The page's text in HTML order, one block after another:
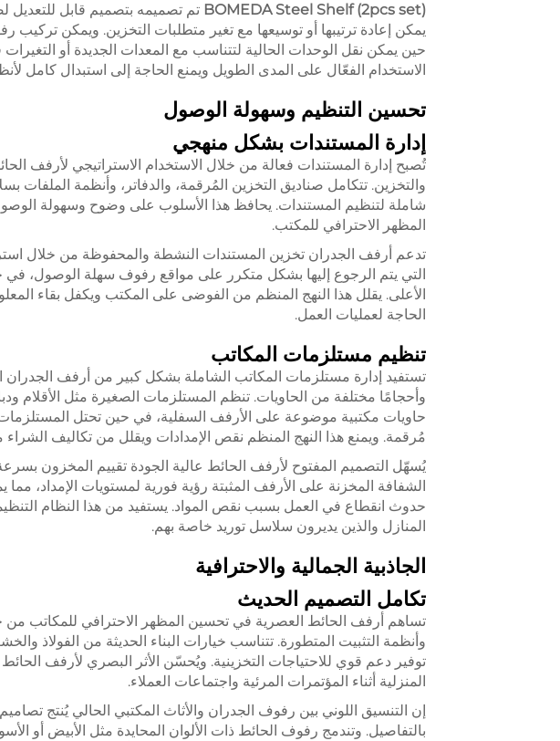
BOMEDA Steel Shelf (2pcs set) تم تصميمه بتصميم قابل
يمكن إعادة ترتيبها أو توسيعها مع تغير متطلبات التخزين. ويمكن تركيب
حين يمكن نقل الوحدات الحالية لتتناسب مع المعدات الجديدة أو
الاستخدام الفعّال على المدى الطويل ويمنع الحاجة إلى استبدال كامل
تحسين التنظيم وسهولة الوصول
إدارة المستندات بشكل منهجي
تُصبح إدارة المستندات فعالة من خلال الاستخدام الاستراتيجي لأرفف
والتخزين. تتكامل صناديق التخزين المُرقمة، والدفاتر، وأنظمة الملفات
شاملة لتنظيم المستندات. يحافظ هذا الأسلوب على وضوح وسهولة
المظهر الاحترافي للمكتب.
تدعم أرفف الجدران تخزين المستندات النشطة والمحفوظة من خلال
التي يتم الرجوع إليها بشكل متكرر على مواقع رفوف سهلة الوصول، في
الأعلى. يقلل هذا النهج المنظم من الفوضى على المكتب ويكفل بقاء
الحاجة لعمليات العمل.
تنظيم مستلزمات المكاتب
تستفيد إدارة مستلزمات المكاتب الشاملة بشكل كبير من أرفف الجدران
وأحجامًا مختلفة من الحاويات. تنظم المستلزمات الصغيرة مثل الأقلام
حاويات مكتبية موضوعة على الأرفف السفلية، في حين تحتل المستلزمات
مُرقمة. ويمنع هذا النهج المنظم نقص الإمدادات ويقلل من تكاليف
يُسهّل التصميم المفتوح لأرفف الحائط عالية الجودة تقييم المخزون بسرعة
الشفافة المخزنة على الأرفف المثبتة رؤية فورية لمستويات الإمداد،
حدوث انقطاع في العمل بسبب نقص المواد. يستفيد من هذا النظام
المنازل والذين يديرون سلاسل توريد خاصة بهم.
الجاذبية الجمالية والاحترافية
تكامل التصميم الحديث
تساهم أرفف الحائط العصرية في تحسين المظهر الاحترافي للمكاتب من
وأنظمة التثبيت المتطورة. تتناسب خيارات البناء الحديثة من الفولاذ
توفير دعم قوي للاحتياجات التخزينية. ويُحسّن الأثر البصري لأرفف
المنزلية أثناء المؤتمرات المرئية واجتماعات العملاء.
إن التنسيق اللوني بين رفوف الجدران والأثاث المكتبي الحالي يُنتج
بالتفاصيل. وتندمج رفوف الحائط ذات الألوان المحايدة مثل الأبيض أو